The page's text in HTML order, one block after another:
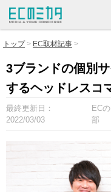
トップ EC取材記事
3ブランドの個別
するヘッドレスコ
最終更新日：
2022/03/03
EC
部